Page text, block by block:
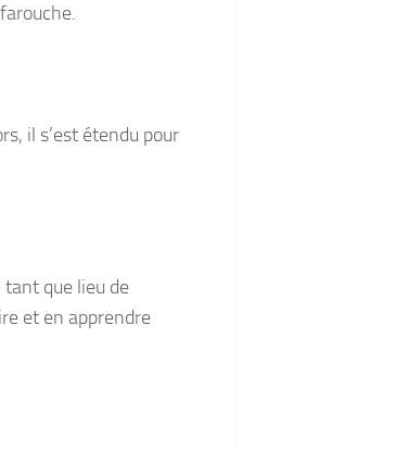
il s’est étendu pour
tant que lieu de
et en apprendre